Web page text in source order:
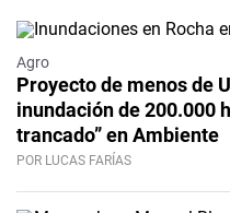
Agro
Proyecto de menos de
inundación de 200.000
trancado” en Ambiente
POR LUCAS FARÍAS